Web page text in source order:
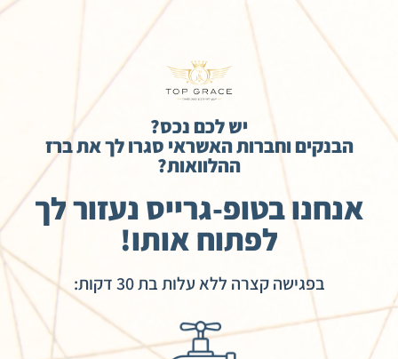
יש לכם נכס?
הבנקים וחברות האשראי סגרו לך את ברז
ההלוואות?
אנחנו בטופ-גרייס נעזור לך
לפתוח אותו!
בפגישה קצרה ללא עלותבת 30 דקות: